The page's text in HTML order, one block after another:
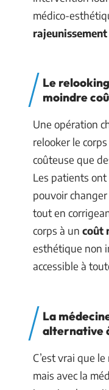
médico-
rajeunissement
Le
moindre
Une opération
relooker le
coûteuse que
Les patients
pouvoir changer
tout en
corps à un coût
esthétique non
accessible à
La
alternative
C’est vrai que
mais avec la